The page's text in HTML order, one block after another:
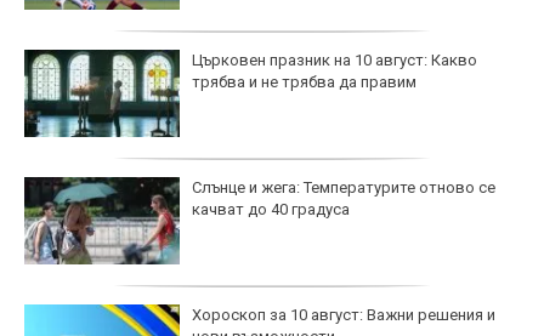
Църковен празник на 10 август: Какво
трябва и не трябва да правим
Слънце и жега: Температурите отново се
качват до 40 градуса
Хороскоп за 10 август: Важни решения и